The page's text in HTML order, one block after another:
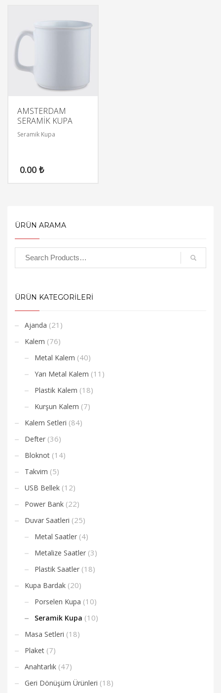
AMSTERDAM
SERAMİK KUPA
Seramik Kupa
0.00 ₺
ÜRÜN ARAMA
ÜRÜN KATEGORİLERİ
Ajanda (21)
Kalem (76)
Metal Kalem (40)
Yarı Metal Kalem (11)
Plastik Kalem (18)
Kurşun Kalem (7)
Kalem Setleri (84)
Defter (36)
Bloknot (14)
Takvim (5)
USB Bellek (12)
Power Bank (22)
Duvar Saatleri (25)
Metal Saatler (4)
Metalize Saatler (3)
Plastik Saatler (18)
Kupa Bardak (20)
Porselen Kupa (10)
Seramik Kupa (10)
Masa Setleri (18)
Plaket (7)
Anahtarlık (47)
Geri Dönüşüm Ürünleri (18)